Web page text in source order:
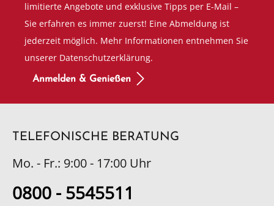
limitierte Angebote und exklusive Tipps per E-Mail –
Sie erfahren es immer zuerst! Eine Abmeldung ist
jederzeit möglich. Mehr Informationen entnehmen Sie
unserer Datenschutzerklärung.
Anmelden & Genießen
TELEFONISCHE BERATUNG
Mo. - Fr.: 9:00 - 17:00 Uhr
0800 - 5545511